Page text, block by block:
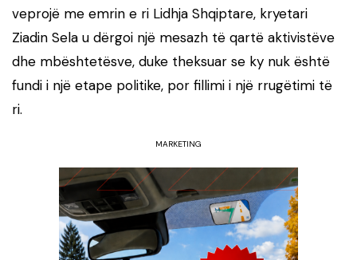
veprojë me emrin e ri Lidhja Shqiptare, kryetari
Ziadin Sela u dërgoi një mesazh të qartë aktivistëve
dhe mbështetësve, duke theksuar se ky nuk është
fundi i një etape politike, por fillimi i një rrugëtimi të
ri.
MARKETING